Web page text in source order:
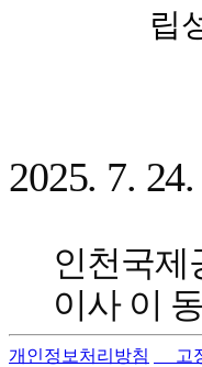
립
2025. 7. 24.
인천국제
이사 이
개인정보처리방침
고